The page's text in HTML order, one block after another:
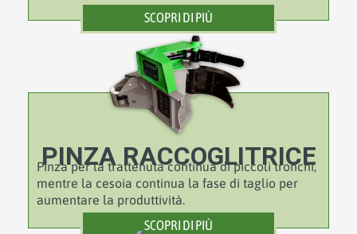
SCOPRI DI PIÙ
PINZA RACCOGLITRICE
Pinza per la trattenuta continua di piccoli tronchi,
mentre la cesoia continua la fase di taglio per
aumentare la produttività.
SCOPRI DI PIÙ